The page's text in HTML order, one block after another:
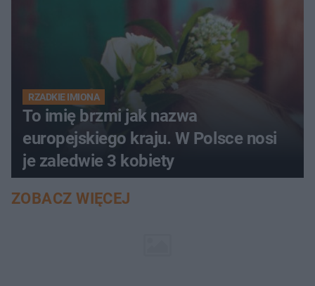
RZADKIE IMIONA
To imię brzmi jak nazwa
europejskiego kraju. W Polsce nosi
je zaledwie 3 kobiety
ZOBACZ WIĘCEJ